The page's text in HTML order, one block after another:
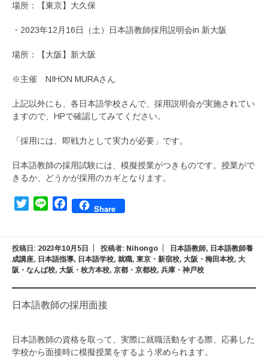
場所：【東京】大久保
・2023年12月16日（土）日本語教師採用説明会in 新大阪
場所：【大阪】新大阪
※主催 NIHON MURAさん
上記以外にも、各日本語学校さんで、採用説明会が実施されてい
ますので、HPで確認してみてください。
「採用には、即戦力として実力が必要」です。
日本語教師の採用試験には、模擬授業がつきものです。授業がで
きるか、どうかが採用のカギとなります。
TwitterLine FacebookShare
投稿日: 2023年10月5日 投稿者: Nihongo 日本語教師, 日本語教師養
成講座, 日本語指導, 日本語学校, 就職, 東京・新宿校, 大阪・梅田本校, 大
阪・なんば校, 大阪・枚方本校, 京都・京都校, 兵庫・神戸校
日本語教師の採用面接
日本語教師の資格を取って、実際に就職活動をする際、応募した
学校から面接時に模擬授業をするよう求められます。